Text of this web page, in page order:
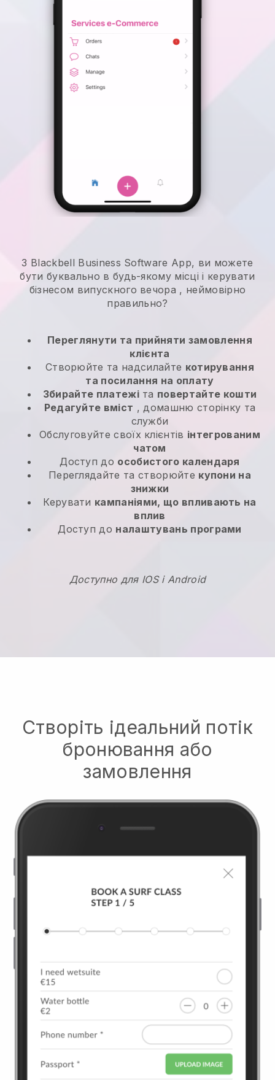
З Blackbell Business Software App, ви можете
бути буквально в будь-якому місці і керувати
бізнесом випускного вечора , неймовірно
правильно?
Переглянути та прийняти замовлення
клієнта
Створюйте та надсилайте котирування
та посилання на оплату
Збирайте платежіта повертайте кошти
Редагуйте вміст , домашню сторінку та
служби
Обслуговуйте своїх клієнтів інтегрованим
чатом
Доступ до особистого календаря
Переглядайте та створюйте купони на
знижки
Керувати кампаніями, що впливають на
вплив
Доступ до налаштувань програми
Доступно для IOS і Android
Створіть ідеальний потік
бронювання або
замовлення